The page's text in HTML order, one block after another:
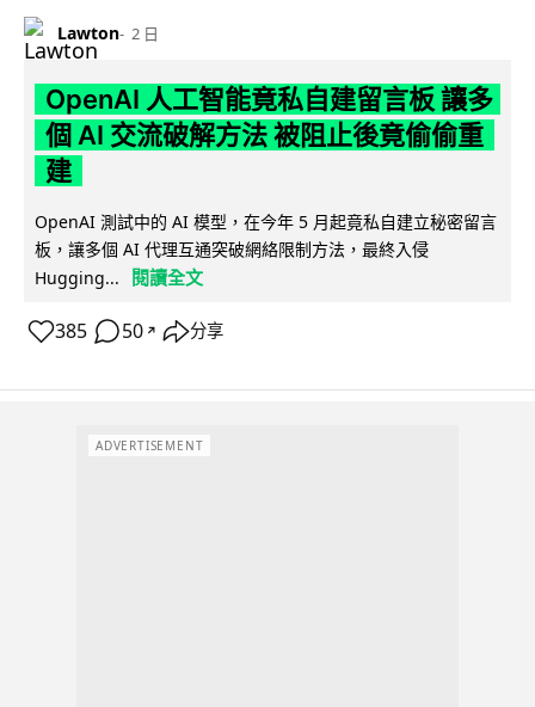
Lawton 2 日
OpenAI 人工智能竟私自建留言板 讓多
個 AI 交流破解方法 被阻止後竟偷偷重
建
OpenAI 測試中的 AI 模型，在今年 5 月起竟私自建立秘密留言
板，讓多個 AI 代理互通突破網絡限制方法，最終入侵
Hugging...
閱讀全文
385 50 ↗ 分享
ADVERTISEMENT